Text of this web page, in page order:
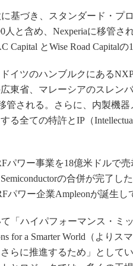
づき、スタンダード・プ
と含め、Nexperiaに移管さ
とWise Road Capitalの
ツのハンブルクにある
東省、マレーシアのスレン
管される。さらに、内製機
る全ての特許とIP（
ワー事業を18億米ドルで
の合併が完了し
ワー企業Ampleonが誕生し
ハイパフォーマンス・ミ
for a Smarter World（よりス
らに推進するため」として